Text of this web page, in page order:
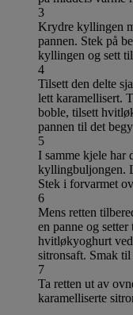
3
Krydre kyllingen
pannen. Stek på
kyllingen og sett
4
Tilsett den delte
lett karamellisert.
boble, tilsett
pannen til det
5
I samme kjele har
kyllingbuljongen.
Stek i forvarmet
6
Mens retten
en panne og
hvitløkyoghurt
sitronsaft. Smak til
7
Ta retten ut av
karamelliserte